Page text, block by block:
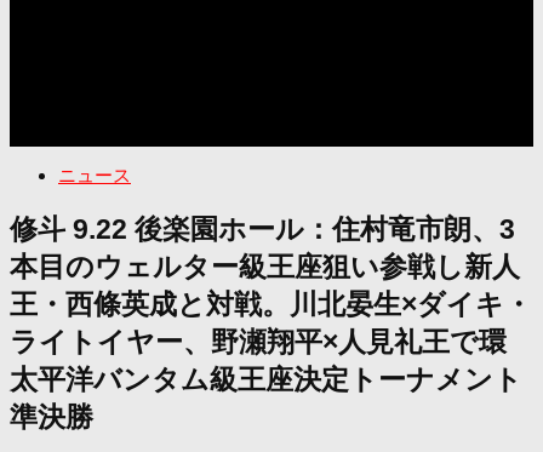
ニュース
修斗 9.22 後楽園ホール：住村竜市朗、3
本目のウェルター級王座狙い参戦し新人
王・西條英成と対戦。川北晏生×ダイキ・
ライトイヤー、野瀬翔平×人見礼王で環
太平洋バンタム級王座決定トーナメント
準決勝